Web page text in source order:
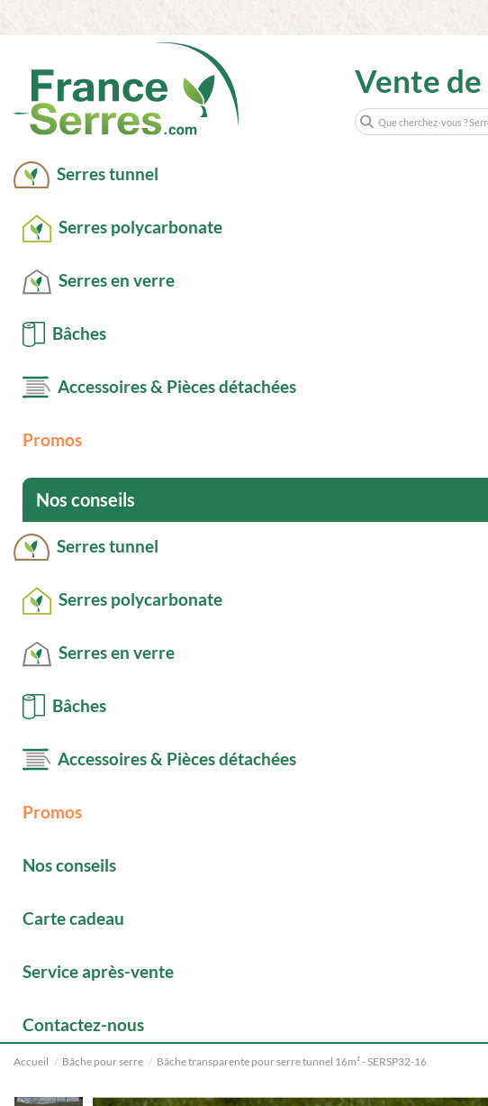
Vente de
Serres tunnel
Serres polycarbonate
Serres en verre
Bâches
Accessoires & Pièces détachées
Promos
Nos conseils
Serres tunnel
Serres polycarbonate
Serres en verre
Bâches
Accessoires & Pièces détachées
Promos
Nos conseils
Carte cadeau
Service après-vente
Contactez-nous
Accueil Bâche pour serre Bâche transparente pour serre tunnel 16m² - SERSP32-16